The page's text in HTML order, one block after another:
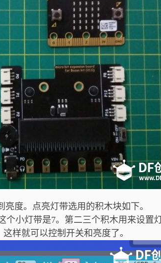
度。点亮灯带选用的积木块如下。
小灯带是7。第二三个积木用来设置
样就可以控制开关和亮度了。